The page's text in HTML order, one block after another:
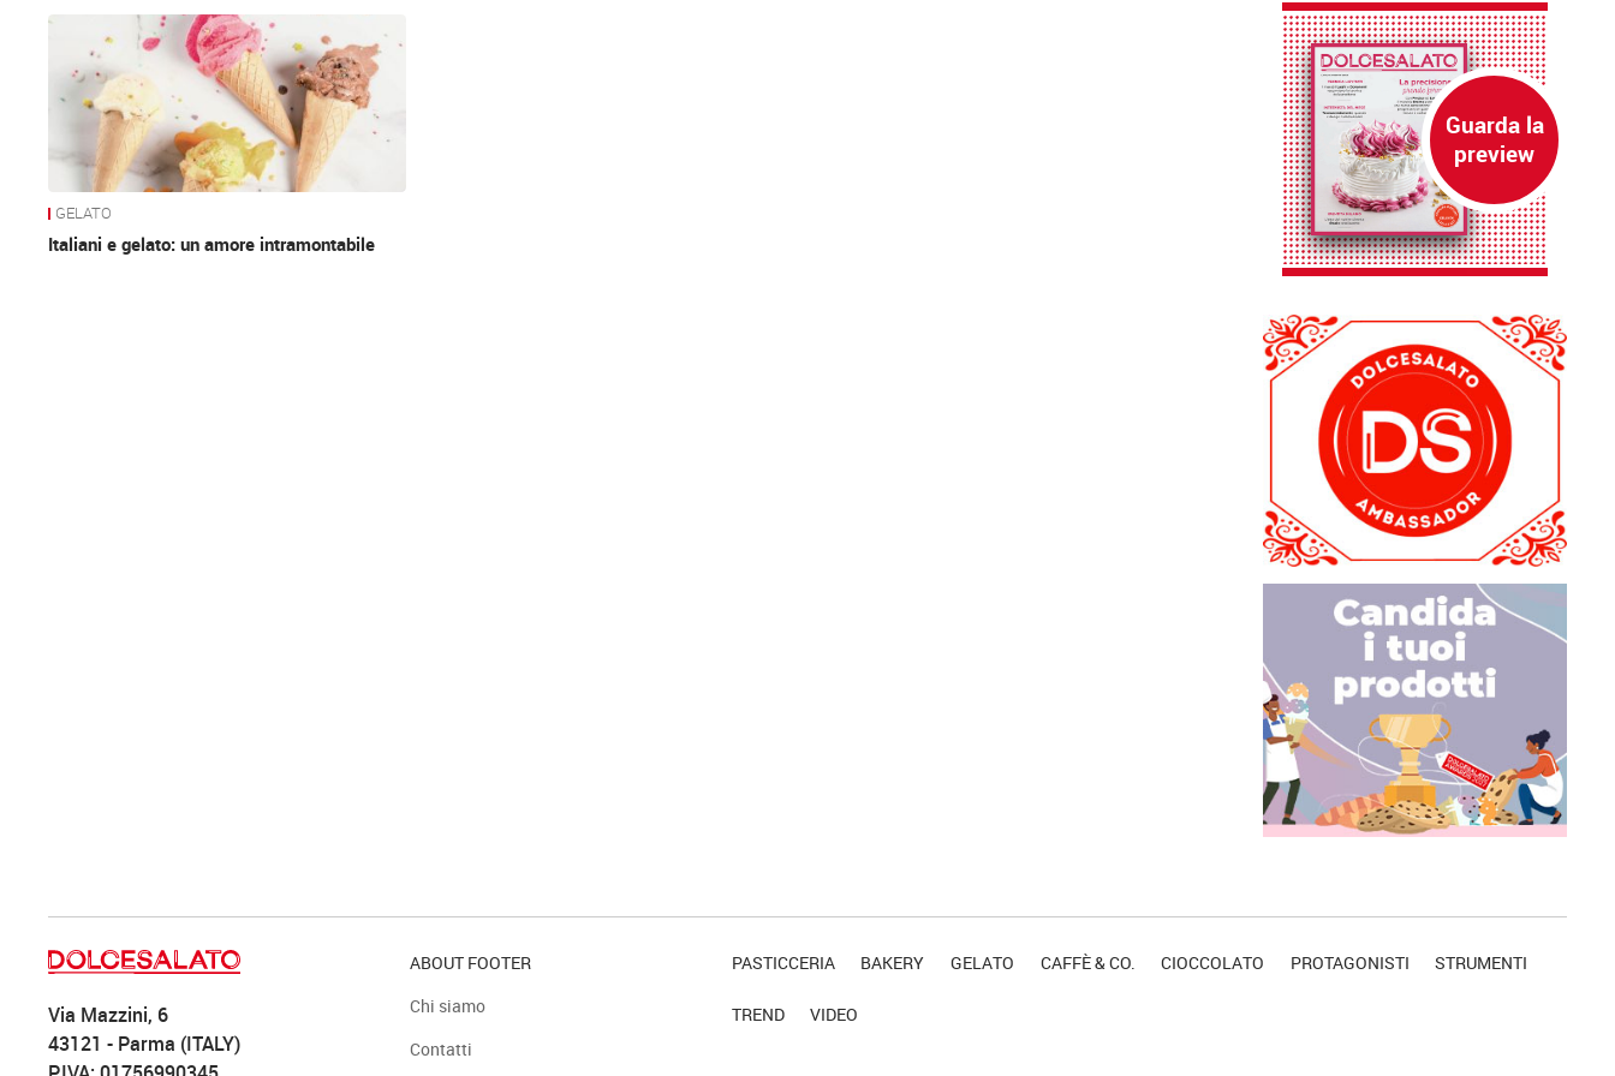
News
GELATO
Italiani e gelato: un amore intramontabile
Via Mazzini, 6
43121 - Parma (ITALY)
ABOUT FOOTER
Chi siamo
Contatti
PASTICCERIA BAKERY GELATO CAFFÈ & CO. CIOCCOLATO PROTAGONISTI STRUMENTI
TREND VIDEO